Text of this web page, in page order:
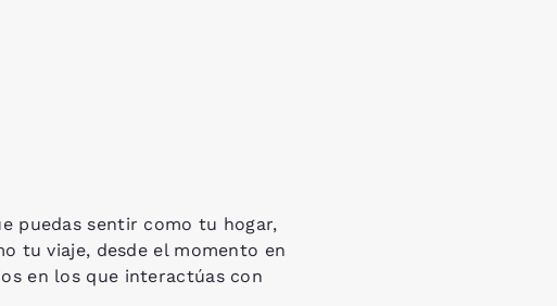
puedas sentir como tu hogar,
tu viaje, desde el momento en
en los que interactúas con